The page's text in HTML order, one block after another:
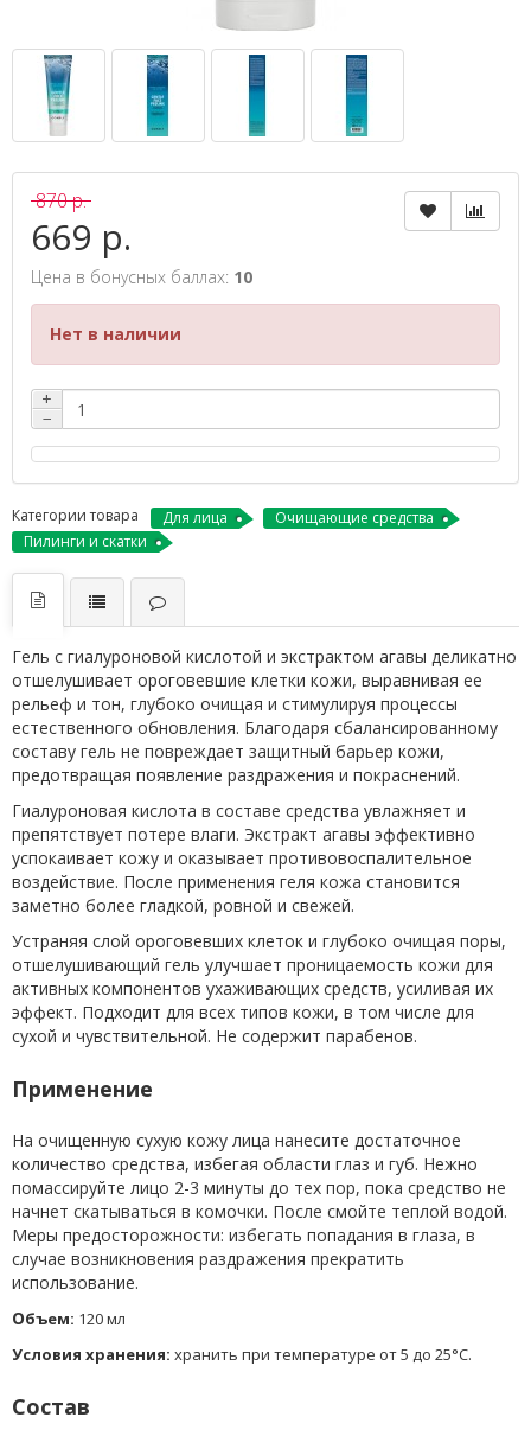
870 р.
669 р.
Цена в бонусных баллах: 10
Нет в наличии
+
−
Категории товара Для лица
Очищающие средства
Пилинги и скатки
Гель с гиалуроновой кислотой и экстрактом агавы деликатно
отшелушивает ороговевшие клетки кожи, выравнивая ее
рельеф и тон, глубоко очищая и стимулируя процессы
естественного обновления. Благодаря сбалансированному
составу гель не повреждает защитный барьер кожи,
предотвращая появление раздражения и покраснений.
Гиалуроновая кислота в составе средства увлажняет и
препятствует потере влаги. Экстракт агавы эффективно
успокаивает кожу и оказывает противовоспалительное
воздействие. После применения геля кожа становится
заметно более гладкой, ровной и свежей.
Устраняя слой ороговевших клеток и глубоко очищая поры,
отшелушивающий гель улучшает проницаемость кожи для
активных компонентов ухаживающих средств, усиливая их
эффект. Подходит для всех типов кожи, в том числе для
сухой и чувствительной. Не содержит парабенов.
Применение
На очищенную сухую кожу лица нанесите достаточное
количество средства, избегая области глаз и губ. Нежно
помассируйте лицо 2-3 минуты до тех пор, пока средство не
начнет скатываться в комочки. После смойте теплой водой.
Меры предосторожности: избегать попадания в глаза, в
случае возникновения раздражения прекратить
использование.
Объем: 120 мл
Условия хранения: хранить при температуре от 5 до 25°С.
Состав